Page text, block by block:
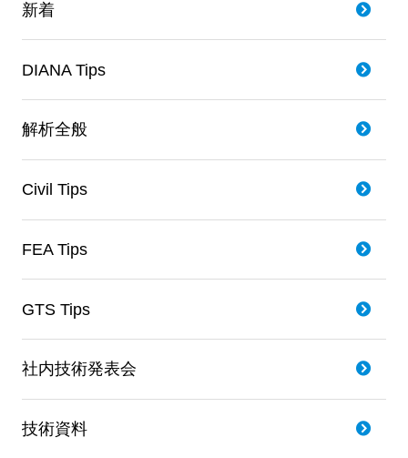
新着
DIANA Tips
解析全般
Civil Tips
FEA Tips
GTS Tips
社内技術発表会
技術資料